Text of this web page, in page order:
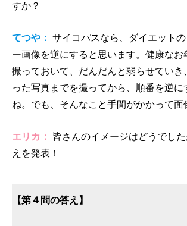
すか？
てつや： サイコパスなら、ダイエット
ー画像を逆にすると思います。健康なお
撮っておいて、だんだんと弱らせていき
った写真までを撮ってから、順番を逆に
ね。でも、そんなこと手間がかかって面
エリカ：
皆さんのイメージはどうでし
えを発表！
【第４問の答え】